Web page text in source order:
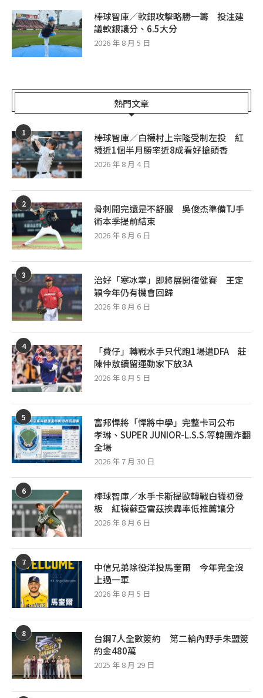
棒球智庫／軟銀攻擊略勝一籌 投注建
議軟銀讓分、6.5大分
2026 年 8 月 5 日
熱門文章
1
棒球智庫／白襪村上宗隆受制左投 紅
襪近1個半月勝率近8成看好搶頭香
2026 年 8 月 4 日
2
骨刺開完還是不舒服 吳俊杰準備TJ手
術本季提前結束
2026 年 8 月 6 日
3
治好「寒冰掌」即將展開復健賽 王定
穎今年仍有機會回歸
2026 年 8 月 6 日
4
「費仔」轉戰水手只代跑1場遭DFA 莊
陳仲敖續留運動家下放3A
2026 年 8 月 5 日
5
富邦悍將「悍將中學」完整卡司公布
孝琳、SUPER JUNIOR-L.S.S.等韓團炸翻
全場
2026 年 7 月 30 日
6
棒球智庫／水手卡斯提歐轉戰白襪初登
板 紅襪蘇亞雷茲挨轟率低推薦讓分
2026 年 8 月 6 日
7
中信兄弟除役洋投馬奎爾 今年完全沒
上過一軍
2026 年 8 月 5 日
8
台鋼7人全數簽約 第二輪內野手朱盟簽
約金480萬
2025 年 8 月 29 日